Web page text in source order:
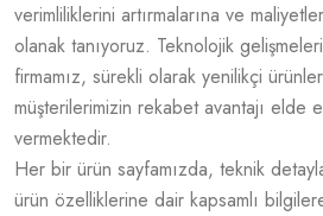
verimliliklerini artırmalarına ve
olanak tanıyoruz. Teknolojik
firmamız, sürekli olarak yenilikçi
müşterilerimizin rekabet avantajı elde
vermektedir.
Her bir ürün sayfamızda, teknik
ürün özelliklerine dair kapsamlı